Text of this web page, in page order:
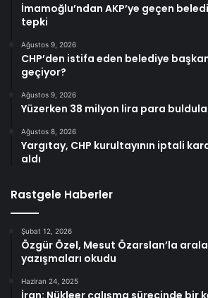
İmamoğlu’ndan AKP’ye geçen
tepki
Ağustos 9, 2026
CHP’den istifa eden belediye
geçiyor?
Ağustos 9, 2026
Yüzerken 38 milyon lira para
Ağustos 8, 2026
Yargıtay, CHP kurultayının iptali
aldı
Rastgele Haberler
Şubat 12, 2026
Özgür Özel, Mesut Özarslan’la
yazışmaları okudu
Haziran 24, 2025